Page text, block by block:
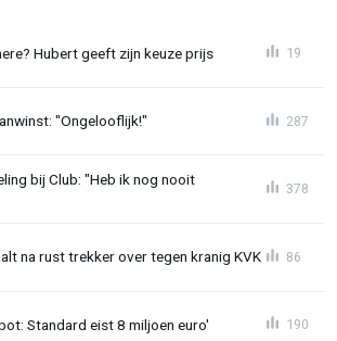
Hubert geeft zijn keuze prijs 19
"Ongelooflijk!" 287
bij Club: "Heb ik nog nooit
378
na rust trekker over tegen kranig KVK 86
Standard eist 8 miljoen euro' 190